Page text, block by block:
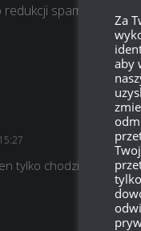
spamu.
tylko chodziło?
Za
aby